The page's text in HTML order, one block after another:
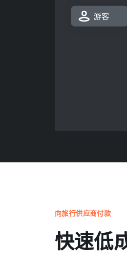
向旅行供应商付款
快速低